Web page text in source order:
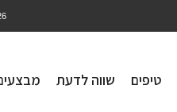
טיפים שווה לדעת